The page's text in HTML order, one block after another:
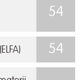
54
54